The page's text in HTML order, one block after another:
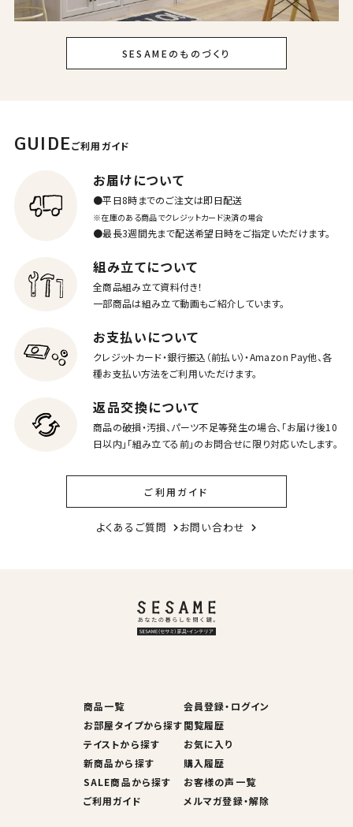
SESAMEのものづくり
GUIDEご利用ガイド
お届けについて
●平日8時までのご注文は即日配送
※在庫のある商品でクレジットカード決済の場合
●最長3週間先まで配送希望日時をご指定いただけます。
組み立てについて
全商品組み立て資料付き！
一部商品は組み立て動画もご紹介しています。
お支払いについて
クレジットカード・銀行振込（前払い）・Amazon Pay他、各
種お支払い方法をご利用いただけます。
返品交換について
商品の破損・汚損、パーツ不足等発生の場合、「お届け後10
日以内」「組み立てる前」のお問合せに限り対応いたします。
ご利用ガイド
よくあるご質問 お問い合わせ
商品一覧
お部屋タイプから探す
テイストから探す
新商品から探す
SALE商品から探す
ご利用ガイド
会員登録・ログイン
閲覧履歴
お気に入り
購入履歴
お客様の声一覧
メルマガ登録・解除